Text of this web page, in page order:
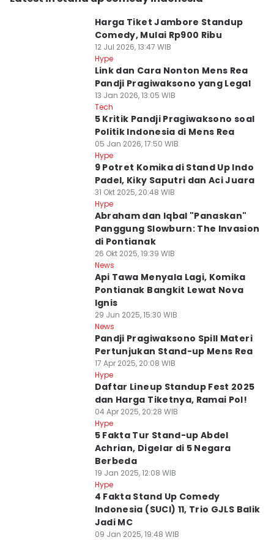
⁠Harga Tiket Jambore Standup
Comedy, Mulai Rp900 Ribu
12 Jul 2026, 13:47 WIB
Hype
Link dan Cara Nonton Mens Rea
Pandji Pragiwaksono yang Legal
13 Jan 2026, 13:05 WIB
Tech
5 Kritik Pandji Pragiwaksono soal
Politik Indonesia di Mens Rea
05 Jan 2026, 17:50 WIB
Hype
9 Potret Komika di Stand Up Indo
Padel, Kiky Saputri dan Aci Juara
31 Okt 2025, 20:48 WIB
Hype
Abraham dan Iqbal "Panaskan"
Panggung Slowburn: The Invasion
di Pontianak
26 Okt 2025, 19:39 WIB
News
Api Tawa Menyala Lagi, Komika
Pontianak Bangkit Lewat Nova
Ignis
29 Jun 2025, 15:30 WIB
News
Pandji Pragiwaksono Spill Materi
Pertunjukan Stand-up Mens Rea
17 Apr 2025, 20:08 WIB
Hype
Daftar Lineup Standup Fest 2025
dan Harga Tiketnya, Ramai Pol!
04 Apr 2025, 20:28 WIB
Hype
5 Fakta Tur Stand-up Abdel
Achrian, Digelar di 5 Negara
Berbeda
19 Jan 2025, 12:08 WIB
Hype
4 Fakta Stand Up Comedy
Indonesia (SUCI) 11, Trio GJLS Balik
Jadi MC
09 Jan 2025, 19:48 WIB